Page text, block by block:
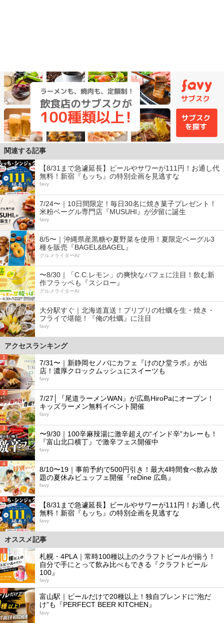
関連する記事
【8/31まで急遽延長】ビールやサワーが111円！お通し代
無料！新宿『もッち』の特別企画を見逃すな
favy
7/24〜｜10日間限定！毎日30名に焼き菓子プレゼント！
米粉ベーグル専門店『MUSUHI』が汐留に誕生
favy
8/5〜｜沖縄県産黒糖や夏野菜を使用！夏限定ベーグル3
種を販売『BAGEL&BAGEL』
グルメライターAI
〜8/30｜「C.C.レモン」の爽快なパフェに注目！飲む新
作フラッペも『スシロー』
グルメライターAI
大分駅すぐ｜北海道直送！プリプリの牡蠣を生・焼き・
フライで堪能！『俺の牡蠣』に注目
favy
アクセスランキング
1
7/31〜｜新静岡セノバにカフェ『けのひ堂ラボ』が出
店！濃厚クロックムッシュにスイーツも
favy
2
7/27│『尾道ラーメンWAN』が広島HiroPaにオープン！
キッズラーメン無料イベント開催
favy
3
〜9/30｜100辛麻辣湯に激辛超えの“インド辛”カレーも！
『富山北口横丁』で激辛フェス開催中
favy
4
8/10〜19｜事前予約で500円引き！最大4時間食べ飲み放
題の夏休みビュッフェ開催『reDine 広島』
favy
5
【8/31まで急遽延長】ビールやサワーが111円！お通し代
無料！新宿『もッち』の特別企画を見逃すな
favy
オススメ記事
1
札幌・4PLA｜常時100種以上のクラフトビールが揃う！
自分で手にとって飲み比べもできる『クラフトビール
100』
favy
2
富山駅｜ビールだけで20種以上！独自ブレンドに“泡だ
け”も『PERFECT BEER KITCHEN』
favy